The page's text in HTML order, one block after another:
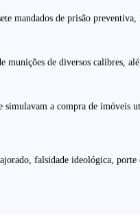
de prisão
de diversos calibres,
a compra de imóveis
falsidade ideológica,